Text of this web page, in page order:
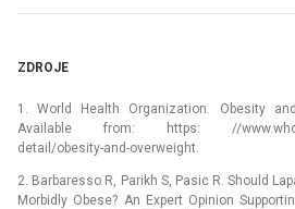
ZDROJE
1. World Health Organization. Obesity
Available from: https: //
detail/obesity-and-overweight.
2. Barbaresso R, Parikh S, Pasic R. Should
Morbidly Obese? An Expert Opinion